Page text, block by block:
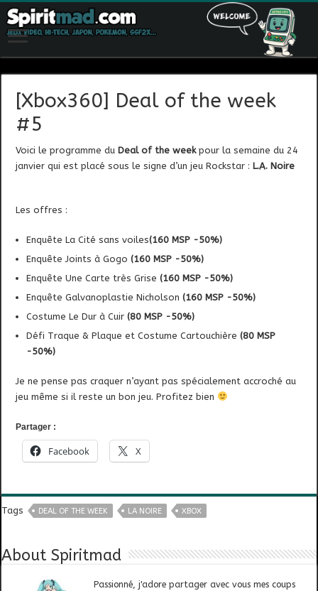
[Xbox360] Deal of the week
#5
Voici le programme du Deal of the weekpour la semaine du 24
janvier qui est placé sous le signe d’un jeu Rockstar : L.A. Noire
Les offres :
Enquête La Cité sans voiles(160 MSP -50%)
Enquête Joints à Gogo (160 MSP -50%)
Enquête Une Carte très Grise(160 MSP -50%)
Enquête Galvanoplastie Nicholson(160 MSP -50%)
Costume Le Dur à Cuir(80 MSP -50%)
Défi Traque & Plaque et Costume Cartouchière(80 MSP
-50%)
Je ne pense pas craquer n’ayant pas spécialement accroché au
jeu même si il reste un bon jeu. Profitez bien
Partager :
Facebook X
Tags DEAL OF THE WEEK LA NOIRE XBOX
About Spiritmad
Passionné, j'adore partager avec vous mes coups